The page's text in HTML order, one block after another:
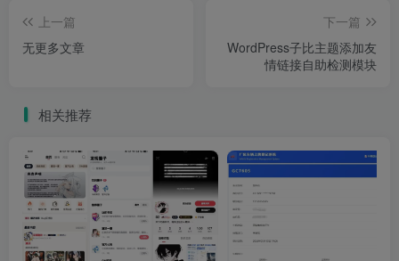
上一篇
无更多文章
下一篇
WordPress子比主题添加友
情链接自助检测模块
相关推荐